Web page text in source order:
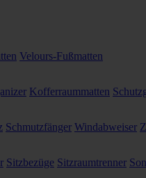
Velours-Fußmatten
Kofferraummatten
Schmutzfänger Windabweiser
Sitzbezüge Sitzraumtrenner